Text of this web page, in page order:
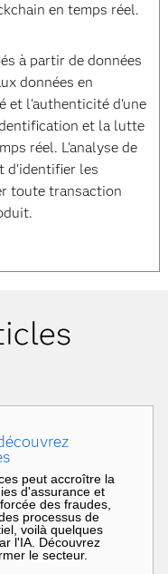
en temps réel.
à partir de données
données en
et l'authenticité d'une
et la lutte
réel. L'analyse de
d'identifier les
toute transaction
peut accroître la
d'assurance et
des fraudes,
processus de
voilà quelques
l'IA. Découvrez
le secteur.